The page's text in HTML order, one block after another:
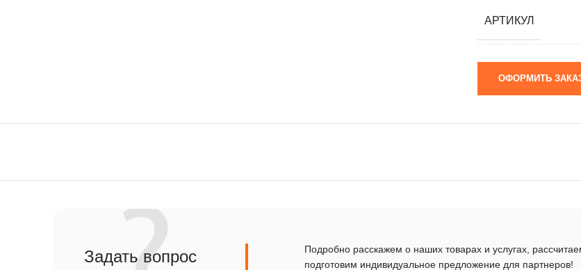
Гранит
Оникс
АРТИКУЛ
ОФОРМИТЬ
Задать вопрос
Подробно расскажем о наших товарах и услугах,
подготовим индивидуальное предложение для партнеров!